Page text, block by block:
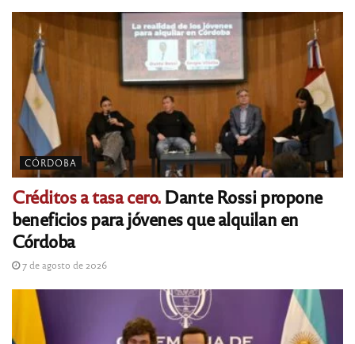
CÓRDOBA
Créditos a tasa cero.Dante Rossi propone
beneficios para jóvenes que alquilan en
Córdoba
7 de agosto de 2026